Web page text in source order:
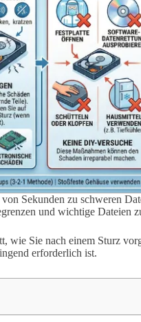
Sekunden zu schweren
und wichtige Dateien
wie Sie nach einem Sturz
erforderlich ist.